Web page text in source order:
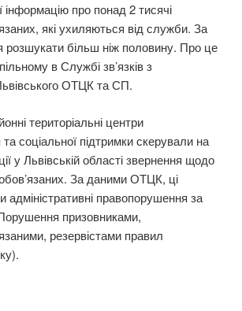
інформацію про понад 2 тисячі
які ухиляються від служби. За
розшукати більш ніж половину. Про це
в Службі зв’язків з
ОТЦК та СП.
територіальні центри
соціальної підтримки скерували на
у Львівській області звернення щодо
За даними ОТЦК, ці
адміністративні правопорушення за
призовниками,
резервістами правил